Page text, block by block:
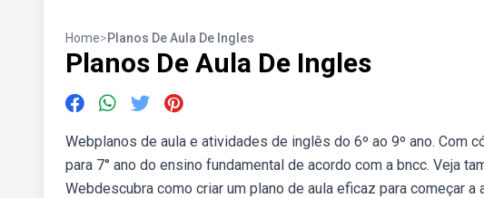
Home>Planos De Aula De Ingles
Planos De Aula De Ingles
Webplanos de aula e atividades de inglês do 6º ao 9º ano. Com
para 7° ano do ensino fundamental de acordo com a bncc. Veja
Webdescubra como criar um plano de aula eficaz para começar